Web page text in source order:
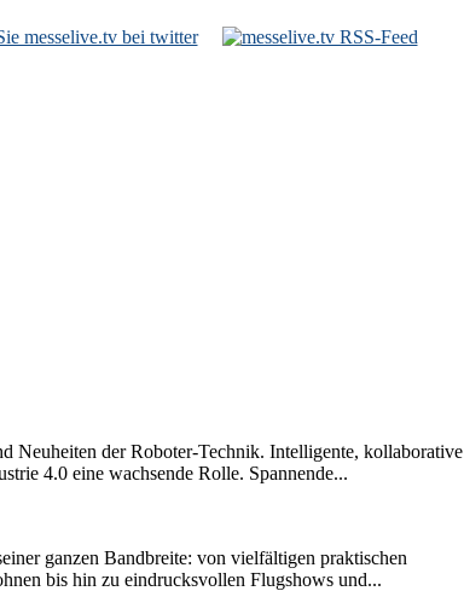
der Roboter-Technik. Intelligente, kollaborative
4.0 eine wachsende Rolle. Spannende...
ganzen Bandbreite: von vielfältigen praktischen
bis hin zu eindrucksvollen Flugshows und...